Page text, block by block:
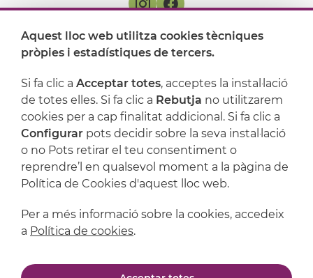
On ens trobem
Suport
Aquest lloc web utilitza cookies tècniques
pròpies i estadístiques de tercers.
Si fa clic a Acceptar totes, acceptes la instal·lació
de totes elles. Si fa clic a Rebutja no utilitzarem
cookies per a cap finalitat addicional. Si fa clic a
Configurar pots decidir sobre la seva instal·lació
o no Pots retirar el teu consentiment o
reprendre’l en qualsevol moment a la pàgina de
Política de Cookies d'aquest lloc web.
Per a més informació sobre la cookies, accedeix
a Política de cookies.